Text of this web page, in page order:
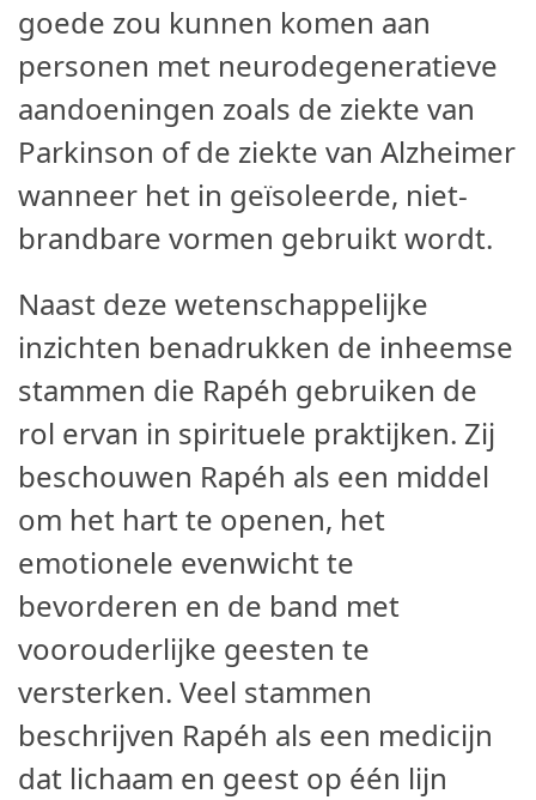
goede zou kunnen komen aan
personen met neurodegeneratieve
aandoeningen zoals de ziekte van
Parkinson of de ziekte van Alzheimer
wanneer het in geïsoleerde, niet-
brandbare vormen gebruikt wordt.
Naast deze wetenschappelijke
inzichten benadrukken de inheemse
stammen die Rapéh gebruiken de
rol ervan in spirituele praktijken. Zij
beschouwen Rapéh als een middel
om het hart te openen, het
emotionele evenwicht te
bevorderen en de band met
voorouderlijke geesten te
versterken. Veel stammen
beschrijven Rapéh als een medicijn
dat lichaam en geest op één lijn